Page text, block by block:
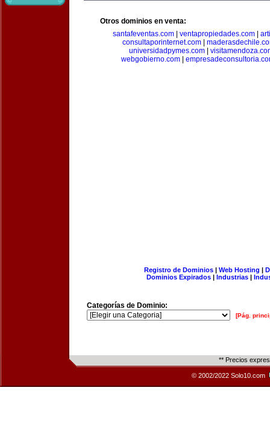
Otros dominios en venta:
santafeventas.com| ventapropiedades.com|
consultaporinternet.com
universidadpymes.com|
webgobierno.com
Registro de Dominios| Web Hosting |
Dominios Expirados | Industrias |
Categorías de Dominio:
[Pág.
** Precios
© 2002/2022 Solo10.com